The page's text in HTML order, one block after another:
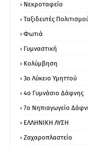
Νεκροταφείο
Ταξιδευτές
Φωτιά
Γυμναστική
Κολύμβηση
3ο Λύκειο Υμηττού
4ο Γυμνάσιο Δάφνης
7ο Νηπιαγωγείο
ΕΛΛΗΝΙΚΗ ΛΥΣΗ
Ζαχαροπλαστείο